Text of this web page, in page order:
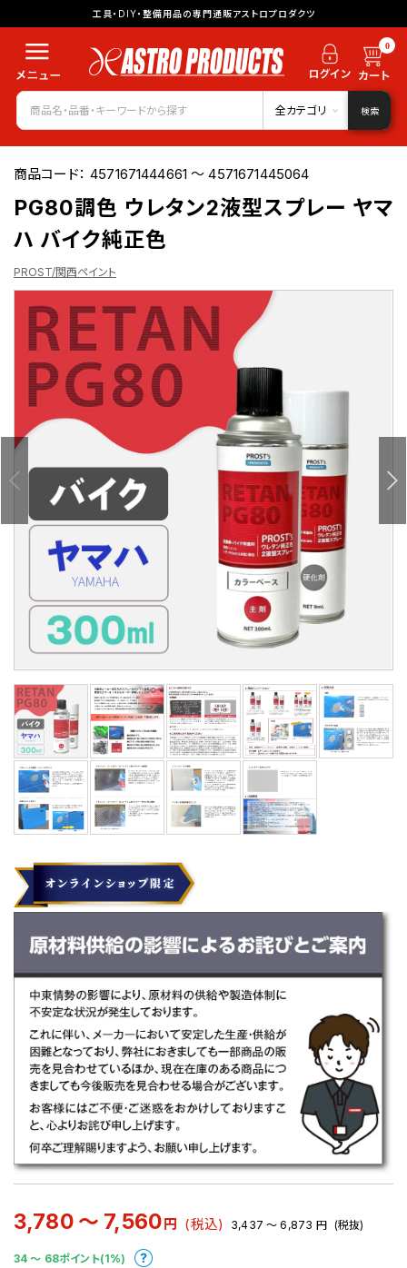
工具・DIY・整備用品の専門通販アストロプロダクツ
0
全カテゴリ 検索
商品コード：4571671444661 ～ 4571671445064
PG80調色 ウレタン2液型スプレー ヤマ
ハ バイク純正色
PROST/関西ペイント
3,780 ～ 7,560円 (税込) 3,437 ～ 6,873 円 (税抜)
34 〜 68ポイント(1%)